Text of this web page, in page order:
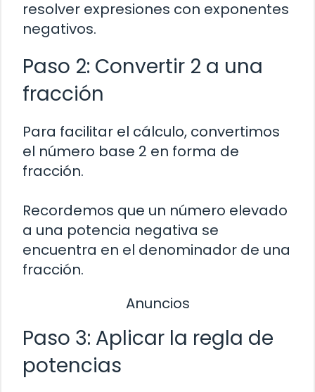
resolver expresiones con exponentes
negativos.
Paso 2: Convertir 2 a una
fracción
Para facilitar el cálculo, convertimos
el número base 2 en forma de
fracción.
Recordemos que un número elevado
a una potencia negativa se
encuentra en el denominador de una
fracción.
Anuncios
Paso 3: Aplicar la regla de
potencias